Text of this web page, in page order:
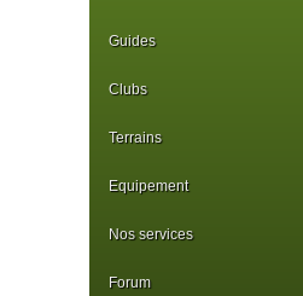
Guides
Clubs
Terrains
Equipement
Nos services
Forum